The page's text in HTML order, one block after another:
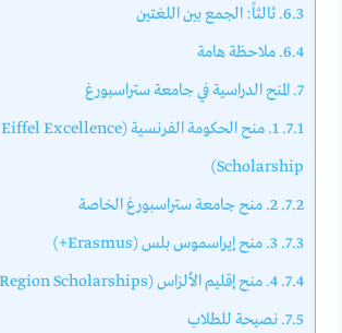
6.3. ثالثاً: الجمع بين اللغتين
6.4. ملاحظة هامة
7. المنح الدراسية في جامعة ستراسبورغ
7.1.
1. منح الحكومة الفرنسية (Eiffel Excellence
Scholarship)
7.2. 2. منح جامعة ستراسبورغ الخاصة
7.3. 3. منح إيراسموس بلس (Erasmus+)
7.4. 4. منح إقليم الألزاس (Alsace Region Scholarships)
7.5. نصيحة للطلاب